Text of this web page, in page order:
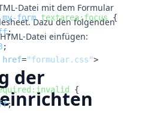
.my-form textarea:focus {
;
;
:invalid
{
;
Datei mit dem Formular
Dazu den folgenden
Datei einfügen:
href="formular.css">
der